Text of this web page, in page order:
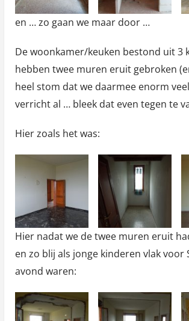
en … zo gaan we maar door …
De woonkamer/keuken bestond uit 3
hebben twee muren eruit gebroken
heel stom dat we daarmee enorm
verricht al … bleek dat even tegen te
Hier zoals het was:
Hier nadat we de twee muren eruit
en zo blij als jonge kinderen vlak voor
avond waren: